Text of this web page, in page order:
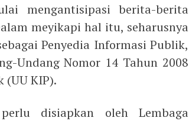
mengantisipasi berita-berita
meyikapi hal itu, seharusnya
Penyedia Informasi Publik,
Undang Nomor 14 Tahun 2008
KIP).
disiapkan oleh Lembaga